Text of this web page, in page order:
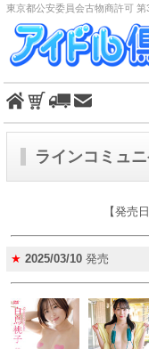
東京都公安委員会古物商許可 第
ラインコミュ
【発売
★ 2025/03/10 発売